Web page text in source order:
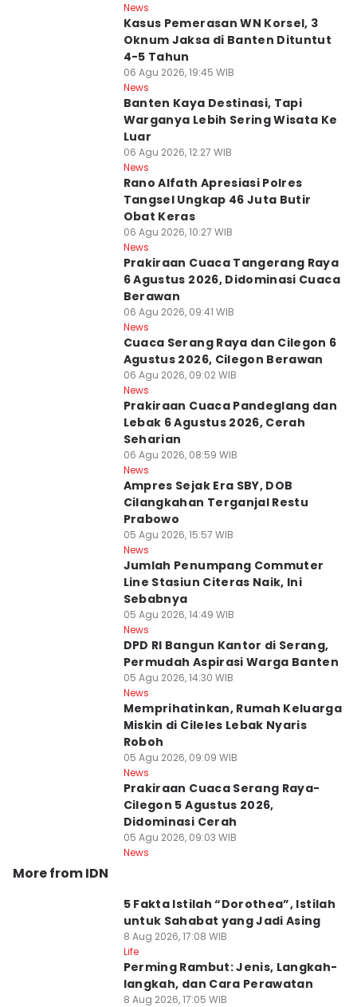
News
Kasus Pemerasan WN Korsel, 3
Oknum Jaksa di Banten Dituntut
4-5 Tahun
06 Agu 2026, 19:45 WIB
News
Banten Kaya Destinasi, Tapi
Warganya Lebih Sering Wisata Ke
Luar
06 Agu 2026, 12:27 WIB
News
Rano Alfath Apresiasi Polres
Tangsel Ungkap 46 Juta Butir
Obat Keras
06 Agu 2026, 10:27 WIB
News
Prakiraan Cuaca Tangerang Raya
6 Agustus 2026, Didominasi Cuaca
Berawan
06 Agu 2026, 09:41 WIB
News
Cuaca Serang Raya dan Cilegon 6
Agustus 2026, Cilegon Berawan
06 Agu 2026, 09:02 WIB
News
Prakiraan Cuaca Pandeglang dan
Lebak 6 Agustus 2026, Cerah
Seharian
06 Agu 2026, 08:59 WIB
News
Ampres Sejak Era SBY, DOB
Cilangkahan Terganjal Restu
Prabowo
05 Agu 2026, 15:57 WIB
News
Jumlah Penumpang Commuter
Line Stasiun Citeras Naik, Ini
Sebabnya
05 Agu 2026, 14:49 WIB
News
DPD RI Bangun Kantor di Serang,
Permudah Aspirasi Warga Banten
05 Agu 2026, 14:30 WIB
News
Memprihatinkan, Rumah Keluarga
Miskin di Cileles Lebak Nyaris
Roboh
05 Agu 2026, 09:09 WIB
News
Prakiraan Cuaca Serang Raya-
Cilegon 5 Agustus 2026,
Didominasi Cerah
05 Agu 2026, 09:03 WIB
News
More from IDN
5 Fakta Istilah “Dorothea”, Istilah
untuk Sahabat yang Jadi Asing
8 Aug 2026, 17:08 WIB
Life
Perming Rambut: Jenis, Langkah-
langkah, dan Cara Perawatan
8 Aug 2026, 17:05 WIB